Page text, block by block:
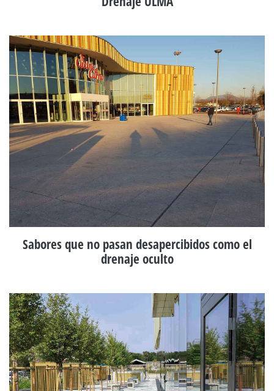
Sabores que no pasan desapercibidos como el
drenaje oculto